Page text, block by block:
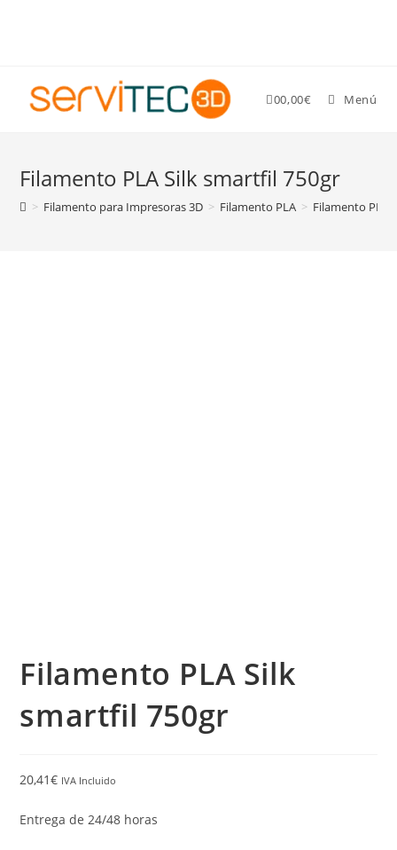
00,00€ Menú
Filamento PLA Silk smartfil 750gr
> Filamento para Impresoras 3D > Filamento PLA > Filamento PLA
Filamento PLA Silk
smartfil 750gr
20,41€ IVA Incluido
Entrega de 24/48 horas